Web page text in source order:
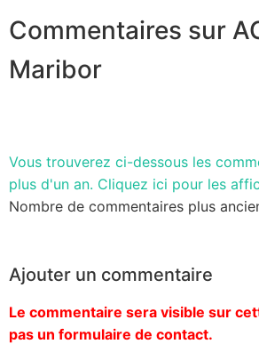
Commentaires sur
Maribor
Vous trouverez ci-dessous les
plus d'un an. Cliquez ici pour les
Nombre de commentaires plus
Ajouter un commentaire
Le commentaire sera visible sur
pas un formulaire de contact.